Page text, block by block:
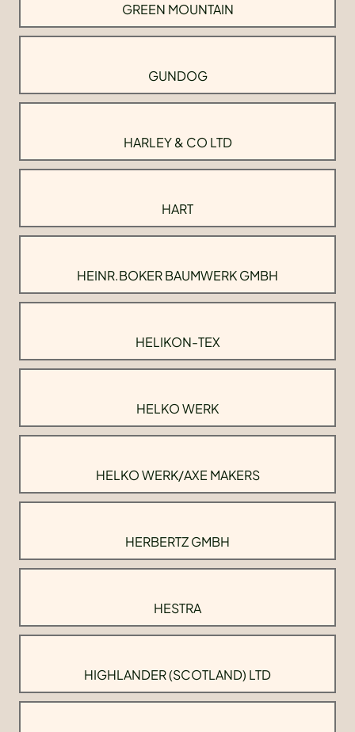
GREEN MOUNTAIN
GUNDOG
HARLEY & CO LTD
HART
HEINR.BOKER BAUMWERK GMBH
HELIKON-TEX
HELKO WERK
HELKO WERK/AXE MAKERS
HERBERTZ GMBH
HESTRA
HIGHLANDER (SCOTLAND) LTD